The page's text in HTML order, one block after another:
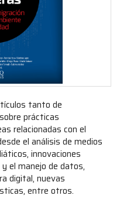
tanto de
prácticas
relacionadas con el
el análisis de medios
innovaciones
el manejo de datos,
digital, nuevas
entre otros.